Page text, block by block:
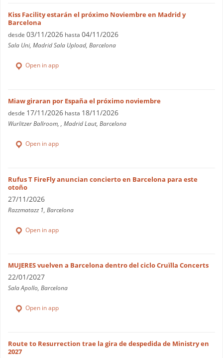
Kiss Facility estarán el próximo Noviembre en Madrid y
Barcelona
desde 03/11/2026 hasta 04/11/2026
Sala Uni, Madrid Sala Upload, Barcelona
Open in app
Miaw giraran por España el próximo noviembre
desde 17/11/2026 hasta 18/11/2026
Wurlitzer Ballroom, , Madrid Laut, Barcelona
Open in app
Rufus T FireFly anuncian concierto en Barcelona para este
otoño
27/11/2026
Razzmatazz 1, Barcelona
Open in app
MUJERES vuelven a Barcelona dentro del ciclo Cruïlla Concerts
22/01/2027
Sala Apollo, Barcelona
Open in app
Route to Resurrection trae la gira de despedida de Ministry en
2027